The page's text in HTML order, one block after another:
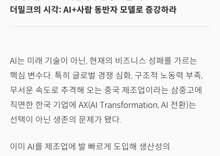
더밀크의 시각: AI+사람 동반자 모델로 증강하라
AI는 미래 기술이 아닌, 현재의 비즈니스 성패를 가르는
핵심 변수다. 특히 글로벌 경쟁 심화, 구조적 노동력 부족,
무서운 속도로 추격해 오는 중국 제조업이라는 삼중고에
직면한 한국 기업에 AX(AI Transformation, AI 전환)는
선택이 아닌 생존의 문제가 됐다.
이미 AI를 제조업에 발 빠르게 도입해 생산성의